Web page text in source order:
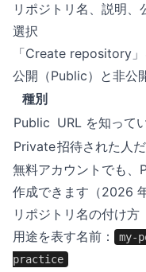
リポジトリ名、説明
選択
「Create repository
公開（Public）と非公
種別
Public URL を知って
Private招待された人
無料アカウントでも
作成できます（2026
リポジトリ名の付け方
用途を表す名前：
practice